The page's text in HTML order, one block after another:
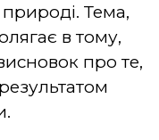
Тема,
в тому,
про те,